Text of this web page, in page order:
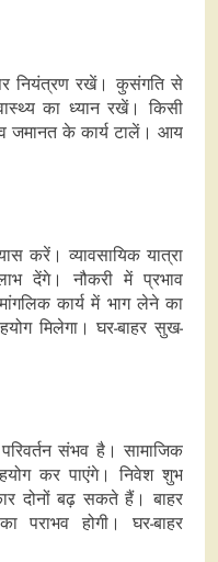
नियंत्रण रखें। कुसंगति से
का ध्यान रखें। किसी
जमानत के कार्य टालें। आय
करें। व्यावसायिक यात्रा
देंगे। नौकरी में प्रभाव
कार्य में भाग लेने का
मिलेगा। घर-बाहर सुख-
संभव है। सामाजिक
कर पाएंगे। निवेश शुभ
दोनों बढ़ सकते हैं। बाहर
होगी। घर-बाहर